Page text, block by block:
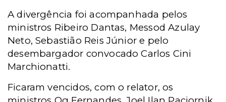
A divergência foi acompanhada pelos
ministros Ribeiro Dantas, Messod Azulay
Neto, Sebastião Reis Júnior e pelo
desembargador convocado Carlos Cini
Marchionatti.
Ficaram vencidos, com o relator, os